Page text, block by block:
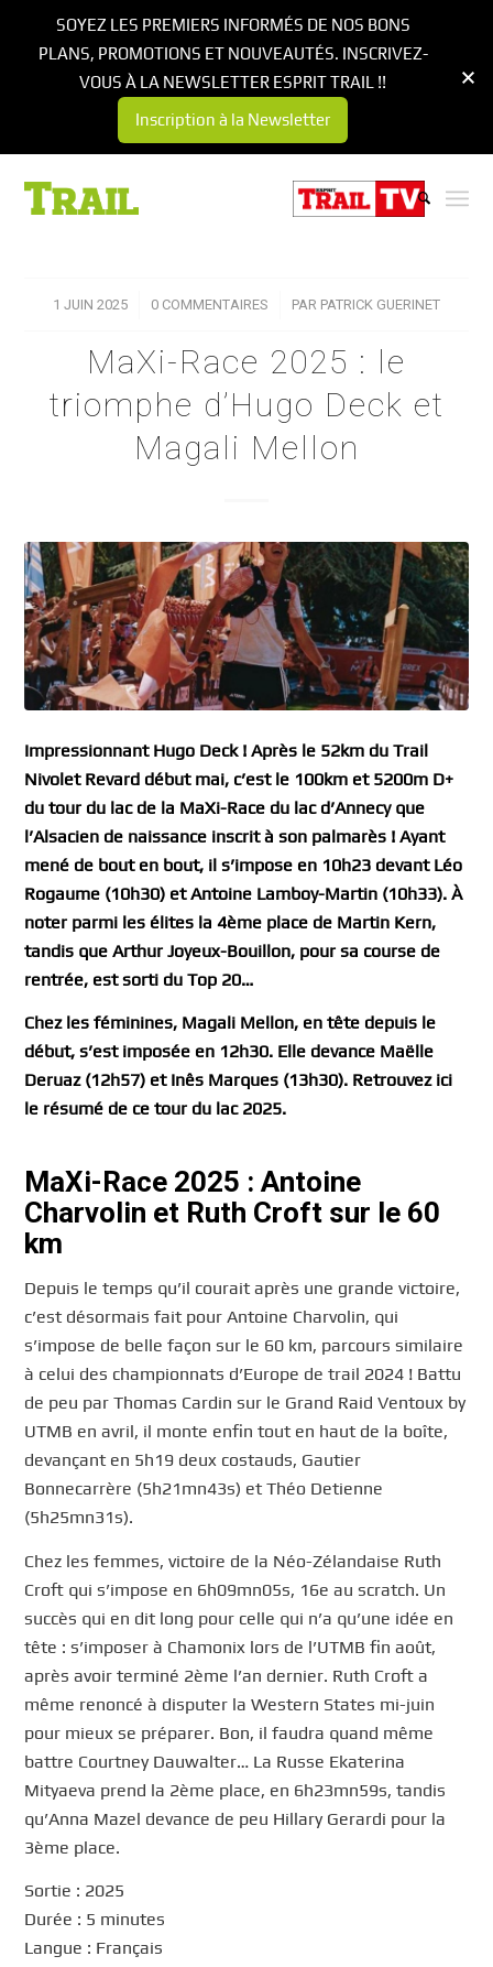
1 JUIN 2025
/ 0 COMMENTAIRES
/ PAR PATRICK GUERINET
MaXi-Race 2025 : le
triomphe d’Hugo Deck et
Magali Mellon
Impressionnant Hugo Deck ! Après le 52km du Trail
Nivolet Revard début mai, c’est le 100km et 5200m D+
du tour du lac de la MaXi-Race du lac d’Annecy que
l’Alsacien de naissance inscrit à son palmarès ! Ayant
mené de bout en bout, il s’impose en 10h23 devant Léo
Rogaume (10h30) et Antoine Lamboy-Martin (10h33). À
noter parmi les élites la 4ème place de Martin Kern,
tandis que Arthur Joyeux-Bouillon, pour sa course de
rentrée, est sorti du Top 20…
Chez les féminines, Magali Mellon, en tête depuis le
début, s’est imposée en 12h30. Elle devance Maëlle
Deruaz (12h57) et Inês Marques (13h30). Retrouvez ici
le résumé de ce tour du lac 2025.
MaXi-Race 2025 : Antoine
Charvolin et Ruth Croft sur le 60
km
Depuis le temps qu’il courait après une grande victoire,
c’est désormais fait pour Antoine Charvolin, qui
s’impose de belle façon sur le 60 km, parcours similaire
à celui des championnats d’Europe de trail 2024 ! Battu
de peu par Thomas Cardin sur le Grand Raid Ventoux by
UTMB en avril, il monte enfin tout en haut de la boîte,
devançant en 5h19 deux costauds, Gautier
Bonnecarrère (5h21mn43s) et Théo Detienne
(5h25mn31s).
Chez les femmes, victoire de la Néo-Zélandaise Ruth
Croft qui s’impose en 6h09mn05s, 16e au scratch. Un
succès qui en dit long pour celle qui n’a qu’une idée en
tête : s’imposer à Chamonix lors de l’UTMB fin août,
après avoir terminé 2ème l’an dernier. Ruth Croft a
même renoncé à disputer la Western States mi-juin
pour mieux se préparer. Bon, il faudra quand même
battre Courtney Dauwalter… La Russe Ekaterina
Mityaeva prend la 2ème place, en 6h23mn59s, tandis
qu’Anna Mazel devance de peu Hillary Gerardi pour la
3ème place.
Sortie : 2025
Durée : 5 minutes
Langue : Français
SOYEZ LES PREMIERS INFORMÉS DE NOS BONS
PLANS, PROMOTIONS ET NOUVEAUTÉS. INSCRIVEZ-
VOUS À LA NEWSLETTER ESPRIT TRAIL !!
Inscription à la Newsletter